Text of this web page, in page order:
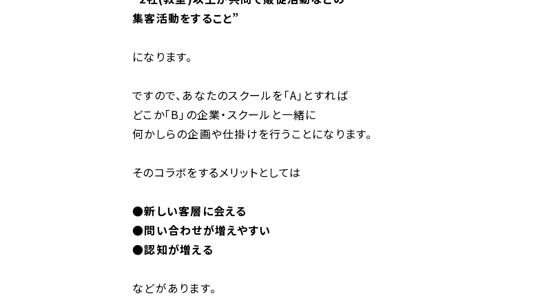
集客活動をすること”
になります。
ですので、あなたのスクールを「A」とすれば
どこか「B」の企業・スクールと一緒に
何かしらの企画や仕掛けを行うことになります。
そのコラボをするメリットとしては
●新しい客層に会える
●問い合わせが増えやすい
●認知が増える
などがあります。